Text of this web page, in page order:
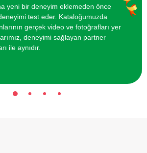
yeni bir deneyim eklemeden önce
test eder. Kataloğumuzda
gerçek video ve fotoğrafları yer
deneyimi sağlayan partner
ile aynıdır.